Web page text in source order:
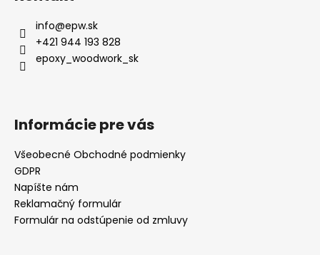
info@epw.sk
+421 944 193 828
epoxy_woodwork_sk
Informácie pre vás
Všeobecné Obchodné podmienky
GDPR
Napíšte nám
Reklamačný formulár
Formulár na odstúpenie od zmluvy